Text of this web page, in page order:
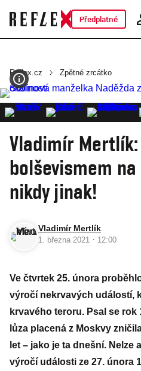
Předplatné
Reflex.cz Zpětné zrcátko
Vladimír
bolševismem
nikdy jinak!
Vladimír Mertlík
1. března 2021 · 12:00
Ve čtvrtek 25. února
výročí nekrvavých událostí,
krvavého teroru. Psal se
lůza placená z Moskvy
let – jako je ta dnešní. Nelze
výročí události ze 27. února